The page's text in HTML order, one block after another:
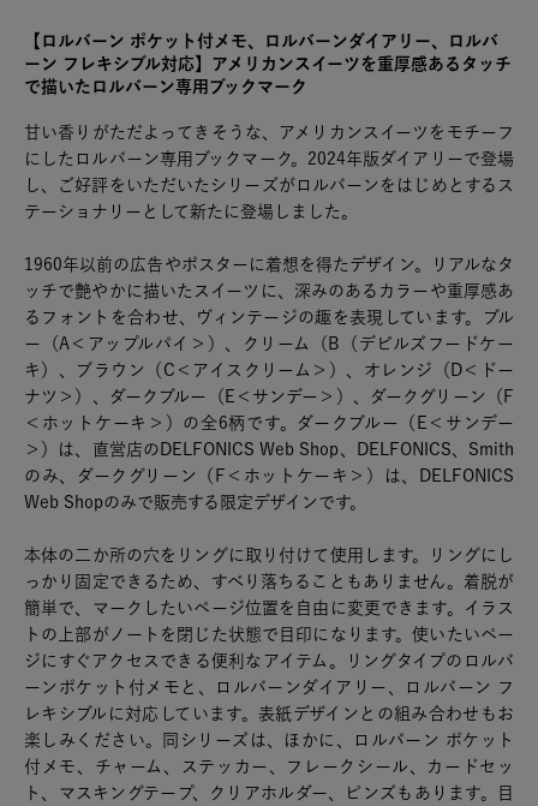
【ロルバーン ポケット付メモ、ロルバーンダイアリー、ロルバ
ーン フレキシブル対応】アメリカンスイーツを重厚感あるタッチ
で描いたロルバーン専用ブックマーク
甘い香りがただよってきそうな、アメリカンスイーツをモチーフ
にしたロルバーン専用ブックマーク。2024年版ダイアリーで登場
し、ご好評をいただいたシリーズがロルバーンをはじめとするス
テーショナリーとして新たに登場しました。
1960年以前の広告やポスターに着想を得たデザイン。リアルなタ
ッチで艶やかに描いたスイーツに、深みのあるカラーや重厚感あ
るフォントを合わせ、ヴィンテージの趣を表現しています。ブル
ー（A＜アップルパイ＞）、クリーム（B（デビルズフードケー
キ）、ブラウン（C＜アイスクリーム＞）、オレンジ（D＜ドー
ナツ＞）、ダークブルー（E＜サンデー＞）、ダークグリーン（F
＜ホットケーキ＞）の全6柄です。ダークブルー（E＜サンデー
＞）は、直営店のDELFONICS Web Shop、DELFONICS、Smith
のみ、ダークグリーン（F＜ホットケーキ＞）は、DELFONICS
Web Shopのみで販売する限定デザインです。
本体の二か所の穴をリングに取り付けて使用します。リングにし
っかり固定できるため、すべり落ちることもありません。着脱が
簡単で、マークしたいページ位置を自由に変更できます。イラス
トの上部がノートを閉じた状態で目印になります。使いたいペー
ジにすぐアクセスできる便利なアイテム。リングタイプのロルバ
ーンポケット付メモと、ロルバーンダイアリー、ロルバーン フ
レキシブルに対応しています。表紙デザインとの組み合わせもお
楽しみください。同シリーズは、ほかに、ロルバーン ポケット
付メモ、チャーム、ステッカー、フレークシール、カードセッ
ト、マスキングテープ、クリアホルダー、ピンズもあります。目